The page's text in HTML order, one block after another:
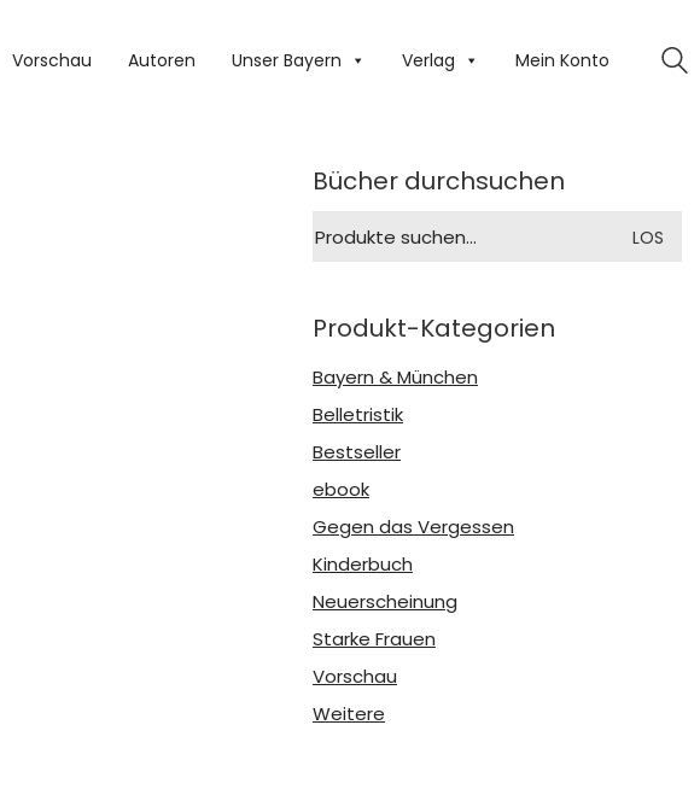
Vorschau Autoren Unser Bayern Verlag Mein Konto
Bücher durchsuchen
nach:
LOS
Produkt-Kategorien
Bayern & München
Belletristik
Bestseller
ebook
Gegen das Vergessen
Kinderbuch
Neuerscheinung
Starke Frauen
Vorschau
Weitere